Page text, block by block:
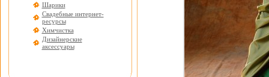
Шарики
Свадебные интернет-
ресурсы
Химчистка
Дизайнерские
аксессуары